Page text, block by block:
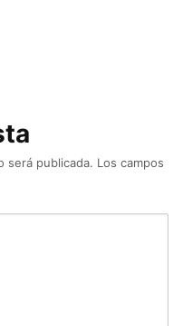
será publicada. Los campos